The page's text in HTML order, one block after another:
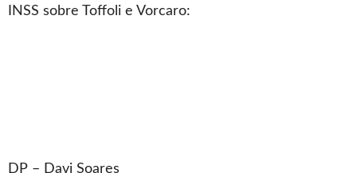
INSS sobre Toffoli e Vorcaro:
DP – Davi Soares